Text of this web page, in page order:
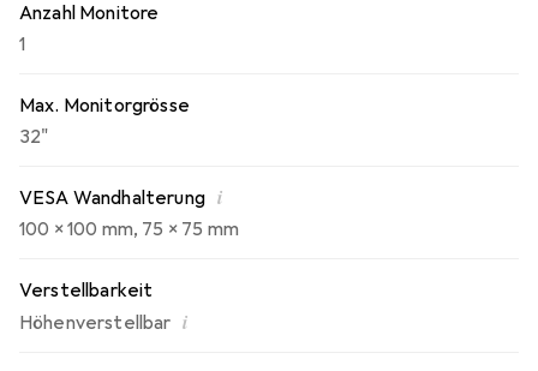
Farbgestaltung erhältlich, die sich nahtlos in verschiedene
Arbeitsumgebungen einfügt.
Anzahl Monitore
1
Max. Monitorgrösse
32"
VESA Wandhalterung i
100 x 100 mm, 75 x 75 mm
Verstellbarkeit
Höhenverstellbar i